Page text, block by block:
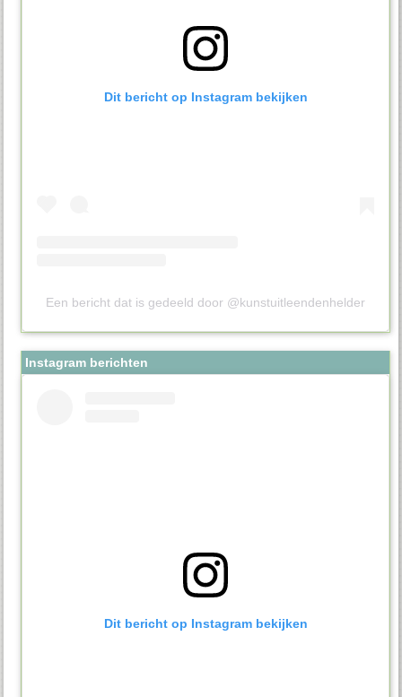
Dit bericht op Instagram bekijken
Een bericht dat is gedeeld door @kunstuitleendenhelder
Instagram berichten
Dit bericht op Instagram bekijken